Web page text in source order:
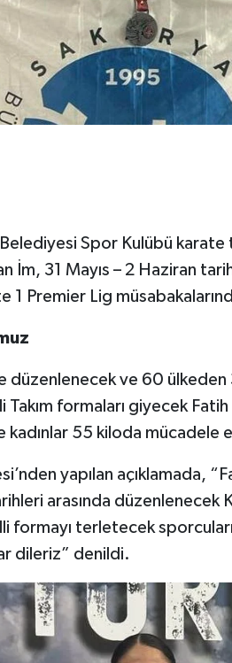
Spor Kulübü karate
İm, 31 Mayıs – 2 Haziran
1 Premier Lig
düzenlenecek ve 60 ülkeden
formaları giyecek
kadınlar 55 kiloda mücadele
yapılan açıklamada,
arasında düzenlenecek
formayı terletecek
dileriz” denildi.